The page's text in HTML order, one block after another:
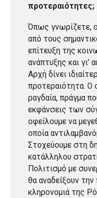
προτεραιότητες;
Όπως γνωρίζετε,
από τους
επίτευξη της
ανάπτυξης και γι’
Αρχή δίνει
προτεραιότητα. Ο
ραγδαία, πράγμα
εκφάνσεις των
οφείλουμε να
οποία
Στοχεύουμε στη
κατάλληλου
Πολιτισμό με
θα αναδείξουν την
κληρονομιά της